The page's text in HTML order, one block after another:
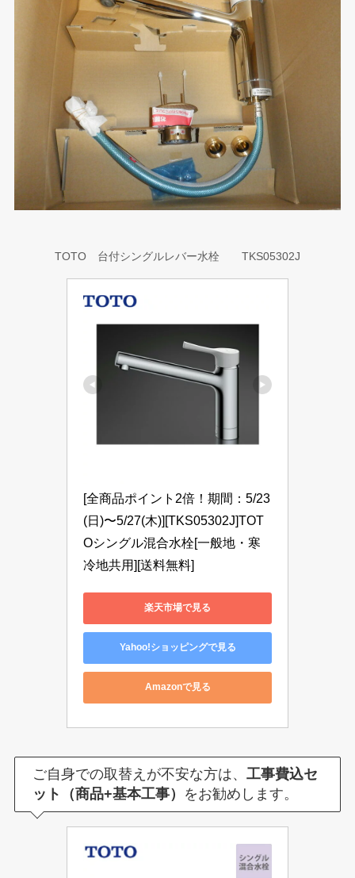
TOTO 台付シングルレバー水栓 TKS05302J
[全商品ポイント2倍！期間：5/23
(日)〜5/27(木)][TKS05302J]TOT
Oシングル混合水栓[一般地・寒
冷地共用][送料無料]
楽天市場で見る
Yahoo!ショッピングで見る
Amazonで見る
ご自身での取替えが不安な方は、工事費込セ
ット（商品+基本工事） をお勧めします。